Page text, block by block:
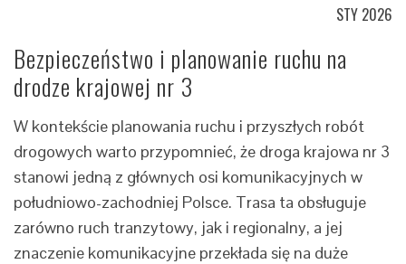
STY 2026
Bezpieczeństwo i planowanie ruchu na
drodze krajowej nr 3
W kontekście planowania ruchu i przyszłych robót
drogowych warto przypomnieć, że droga krajowa nr 3
stanowi jedną z głównych osi komunikacyjnych w
południowo-zachodniej Polsce. Trasa ta obsługuje
zarówno ruch tranzytowy, jak i regionalny, a jej
znaczenie komunikacyjne przekłada się na duże